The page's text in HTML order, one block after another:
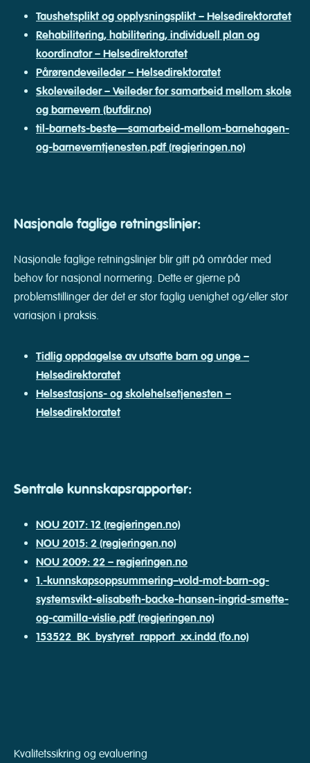
Kvalitetssikring og evaluering
Taushetsplikt og opplysningsplikt – Helsedirektoratet
Rehabilitering, habilitering, individuell plan og
koordinator – Helsedirektoratet
Pårørendeveileder – Helsedirektoratet
Skoleveileder – Veileder for samarbeid mellom skole
og barnevern (bufdir.no)
til-barnets-beste—samarbeid-mellom-barnehagen-
og-barneverntjenesten.pdf (regjeringen.no)
Nasjonale faglige retningslinjer:
Nasjonale faglige retningslinjer blir gitt på områder med
behov for nasjonal normering. Dette er gjerne på
problemstillinger der det er stor faglig uenighet og/eller stor
variasjon i praksis.
Tidlig oppdagelse av utsatte barn og unge –
Helsedirektoratet
Helsestasjons- og skolehelsetjenesten –
Helsedirektoratet
Sentrale kunnskapsrapporter:
NOU 2017: 12 (regjeringen.no)
NOU 2015: 2 (regjeringen.no)
NOU 2009: 22 – regjeringen.no
1.-kunnskapsoppsummering–vold-mot-barn-og-
systemsvikt-elisabeth-backe-hansen-ingrid-smette-
og-camilla-vislie.pdf (regjeringen.no)
153522_BK_bystyret_rapport_xx.indd (fo.no)